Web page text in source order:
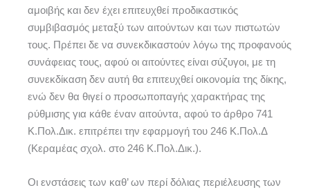
αμοιβής και δεν έχει επιτευχθεί προδικαστικός
συμβιβασμός μεταξύ των αιτούντων και των πιστωτών
τους. Πρέπει δε να συνεκδικαστούν λόγω της προφανούς
συνάφειας τους, αφού οι αιτούντες είναι σύζυγοι, με τη
συνεκδίκαση δεν αυτή θα επιτευχθεί οικονομία της δίκης,
ενώ δεν θα θιγεί ο προσωποπαγής χαρακτήρας της
ρύθμισης για κάθε έναν αιτούντα, αφού το άρθρο 741
Κ.Πολ.Δικ. επιτρέπει την εφαρμογή του 246 Κ.Πολ.Δ
(Κεραμέας σχολ. στο 246 Κ.Πολ.Δικ.).
Οι ενστάσεις των καθ’ ων περί δόλιας περιέλευσης των